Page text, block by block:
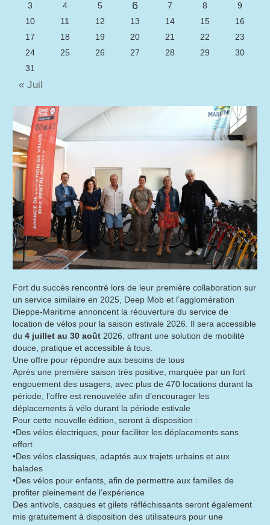
Fort du succès rencontré lors de leur première collaboration sur
un service similaire en 2025, Deep Mob et l’agglomération
Dieppe-Maritime annoncent la réouverture du service de
location de vélos pour la saison estivale 2026. Il sera accessible
du4 juillet au 30 août 2026, offrant une solution de mobilité
douce, pratique et accessible à tous.
Une offre pour répondre aux besoins de tous
Après une première saison très positive, marquée par un fort
engouement des usagers, avec plus de 470 locations durant la
période, l’offre est renouvelée afin d’encourager les
déplacements à vélo durant la période estivale
Pour cette nouvelle édition, seront à disposition :
•Des vélos électriques, pour faciliter les déplacements sans
effort
•Des vélos classiques, adaptés aux trajets urbains et aux
balades
•Des vélos pour enfants, afin de permettre aux familles de
profiter pleinement de l’expérience
Des antivols, casques et gilets réfléchissants seront également
mis gratuitement à disposition des utilisateurs pour une
3 4 5 6 7 8
9
10
11 12 13 14 15
16
17
18 19 20 21 22
23
24
25 26 27 28 29
30
31
« Juil